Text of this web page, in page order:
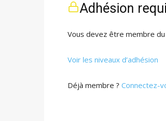
Adhésion
Vous devez être membre
Voir les niveaux d’adhésion
Déjà membre ? Connectez-